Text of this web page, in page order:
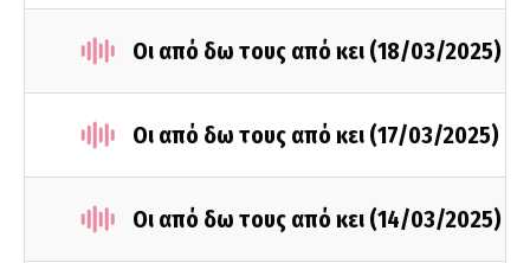
Οι από δω τους από κει (18/03/2025)
Οι από δω τους από κει (17/03/2025)
Οι από δω τους από κει (14/03/2025)